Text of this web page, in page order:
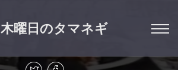
木曜日のタマネギ